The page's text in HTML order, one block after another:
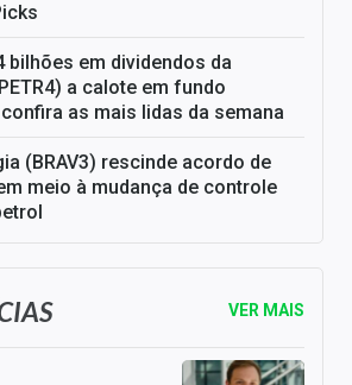
bilhões em dividendos da
a calote em fundo
as mais lidas da semana
(BRAV3) rescinde acordo de
meio à mudança de controle
VER MAIS